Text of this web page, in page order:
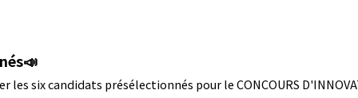
les six candidats présélectionnés pour le CONCOURS